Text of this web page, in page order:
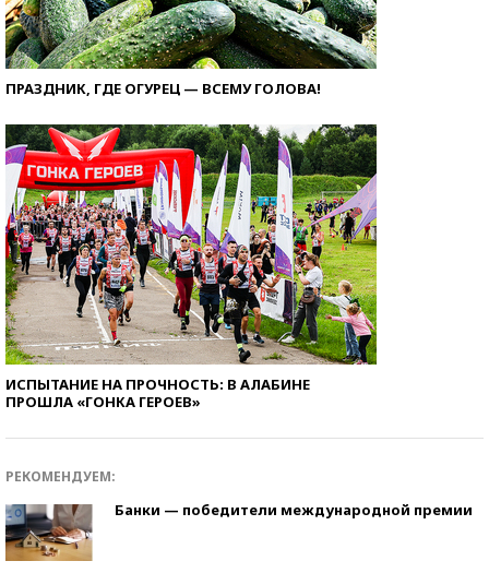
ПРАЗДНИК, ГДЕ ОГУРЕЦ — ВСЕМУ ГОЛОВА!
ИСПЫТАНИЕ НА ПРОЧНОСТЬ: В АЛАБИНЕ
ПРОШЛА «ГОНКА ГЕРОЕВ»
РЕКОМЕНДУЕМ:
Банки — победители международной премии